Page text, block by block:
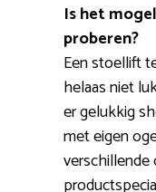
Is het
proberen?
Een stoellift
helaas niet
er gelukkig
met eigen